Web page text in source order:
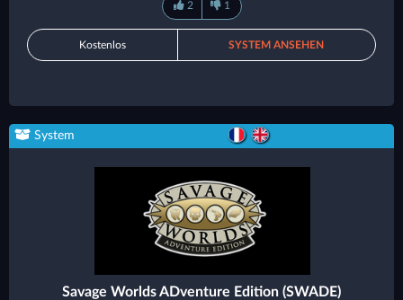
2 1
Kostenlos SYSTEM ANSEHEN
System
Savage Worlds ADventure Edition (SWADE)